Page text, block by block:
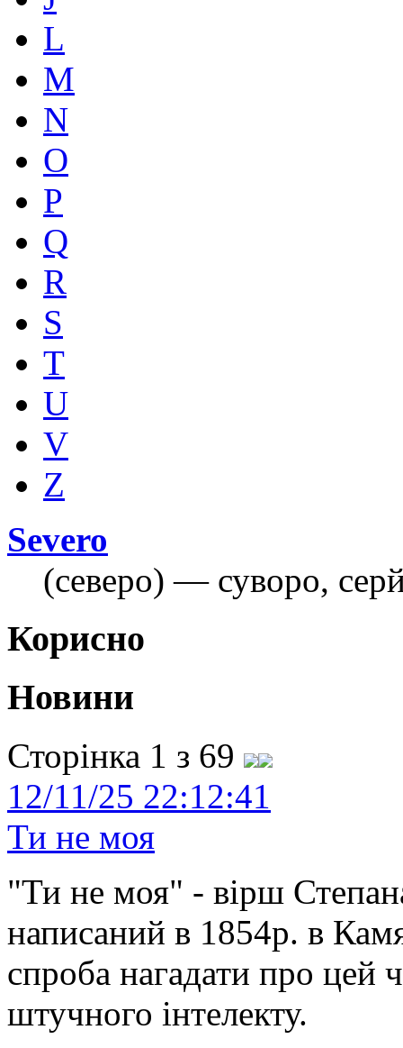
L
M
N
O
P
Q
R
S
T
U
V
Z
Severo
(северо) — суворо,
Корисно
Новини
Сторінка 1 з 69
12/11/25 22:12:41
Ти не моя
"Ти не моя" - вірш
написаний в 1854р. в
спроба нагадати про цей
штучного інтелекту.